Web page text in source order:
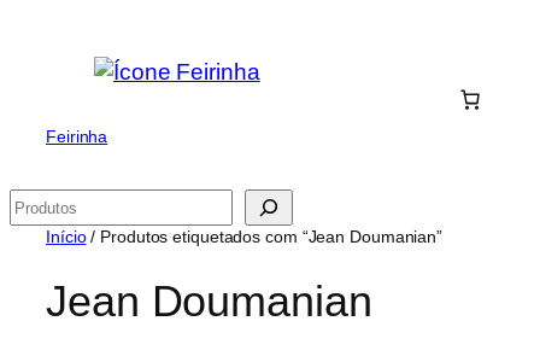
Feirinha
Pesquisar
Início/ Produtos etiquetados com “Jean Doumanian”
Jean Doumanian